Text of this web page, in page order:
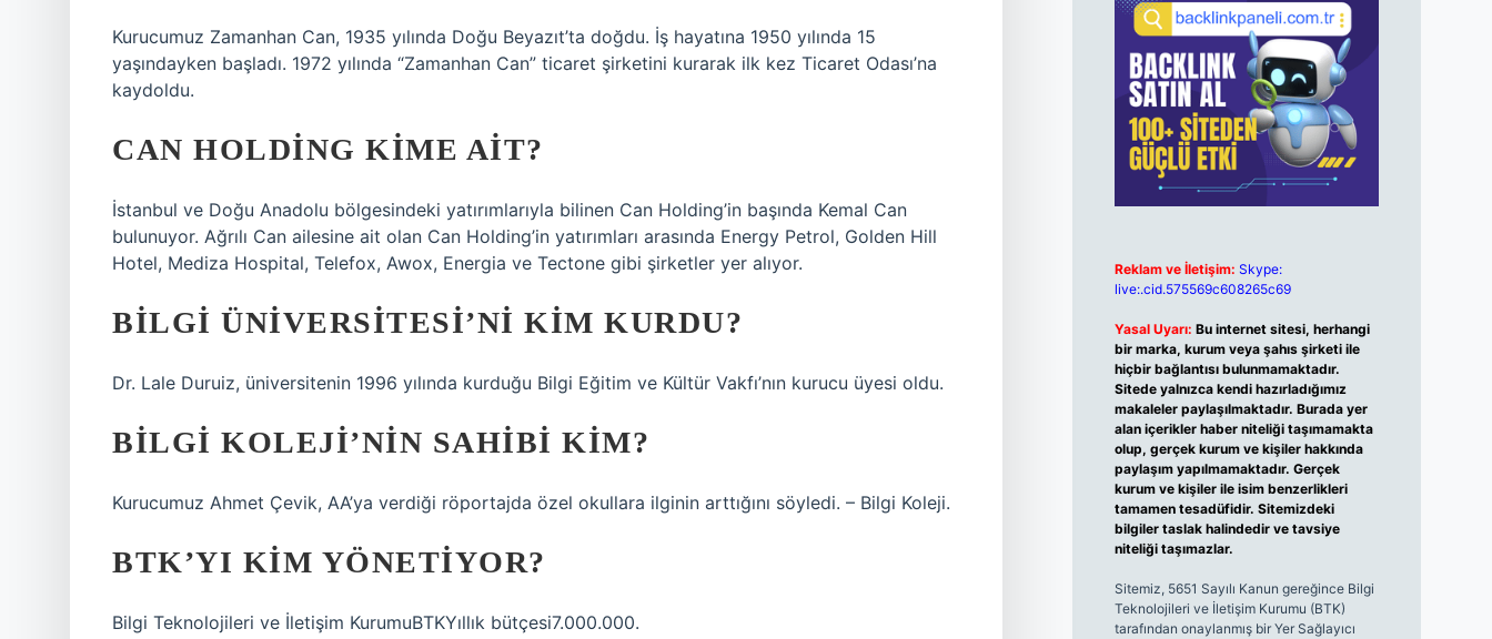
Kurucumuz Zamanhan Can, 1935 yılında Doğu Beyazıt’ta doğdu. İş hayatına 1950 yılında 15
yaşındayken başladı. 1972 yılında “Zamanhan Can” ticaret şirketini kurarak ilk kez Ticaret Odası’na
kaydoldu.
CAN HOLDING KIME AIT?
İstanbul ve Doğu Anadolu bölgesindeki yatırımlarıyla bilinen Can Holding’in başında Kemal Can
bulunuyor. Ağrılı Can ailesine ait olan Can Holding’in yatırımları arasında Energy Petrol, Golden Hill
Hotel, Mediza Hospital, Telefox, Awox, Energia ve Tectone gibi şirketler yer alıyor.
BILGI ÜNIVERSITESI’NI KIM KURDU?
Dr. Lale Duruiz, üniversitenin 1996 yılında kurduğu Bilgi Eğitim ve Kültür Vakfı’nın kurucu üyesi oldu.
BILGI KOLEJI’NIN SAHIBI KIM?
Kurucumuz Ahmet Çevik, AA’ya verdiği röportajda özel okullara ilginin arttığını söyledi. – Bilgi Koleji.
BTK’YI KIM YÖNETIYOR?
Bilgi Teknolojileri ve İletişim KurumuBTKYıllık bütçesi7.000.000.
Reklam ve İletişim: Skype:
live:.cid.575569c608265c69
Yasal Uyarı: Bu internet sitesi, herhangi
bir marka, kurum veya şahıs şirketi ile
hiçbir bağlantısı bulunmamaktadır.
Sitede yalnızca kendi hazırladığımız
makaleler paylaşılmaktadır. Burada yer
alan içerikler haber niteliği taşımamakta
olup, gerçek kurum ve kişiler hakkında
paylaşım yapılmamaktadır. Gerçek
kurum ve kişiler ile isim benzerlikleri
tamamen tesadüfidir. Sitemizdeki
bilgiler taslak halindedir ve tavsiye
niteliği taşımazlar.
Sitemiz, 5651 Sayılı Kanun gereğince Bilgi
Teknolojileri ve İletişim Kurumu (BTK)
tarafından onaylanmış bir Yer Sağlayıcı